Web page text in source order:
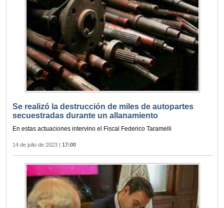
Se realizó la destrucción de miles de autopartes
secuestradas durante un allanamiento
En estas actuaciones intervino el Fiscal Federico Taramelli
14 de julio de 2023 | 17:00